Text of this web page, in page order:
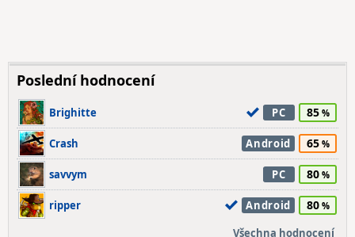
Poslední hodnocení
Brighitte PC 85
Crash Android 65
savvym PC 80
ripper Android 80
Všechna hodnocení